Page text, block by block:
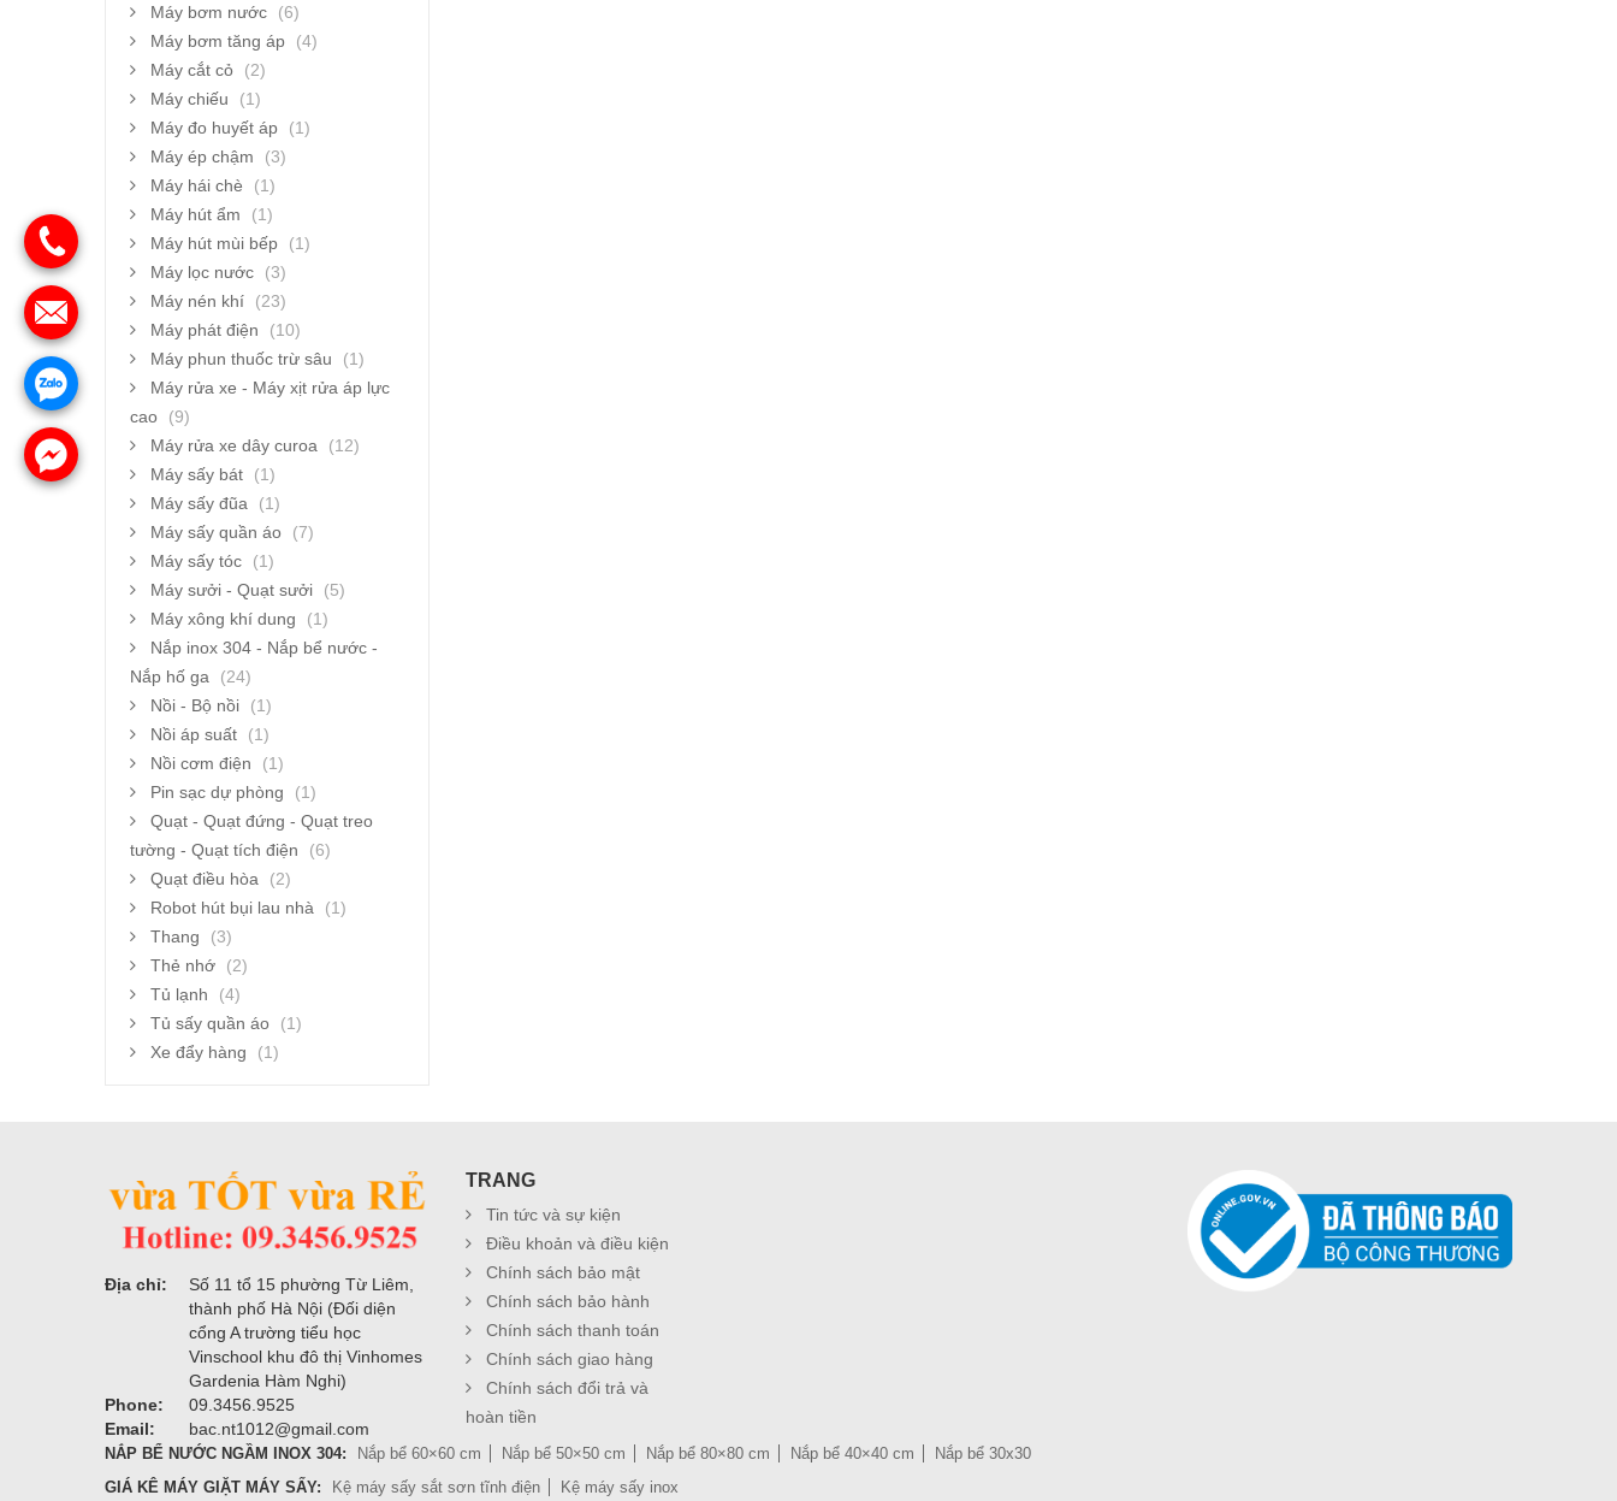
Máy bơm nước
(6)
Máy bơm tăng áp
(4)
Máy cắt cỏ
(2)
Máy chiếu
(1)
Máy đo huyết áp
(1)
Máy ép chậm
(3)
Máy hái chè
(1)
Máy hút ẩm
(1)
Máy hút mùi bếp
(1)
Máy lọc nước
(3)
Máy nén khí
(23)
Máy phát điện
(10)
Máy phun thuốc trừ sâu
(1)
Máy rửa xe - Máy xịt rửa áp lực
cao
(9)
Máy rửa xe dây curoa
(12)
Máy sấy bát
(1)
Máy sấy đũa
(1)
Máy sấy quần áo
(7)
Máy sấy tóc
(1)
Máy sưởi - Quạt sưởi
(5)
Máy xông khí dung
(1)
Nắp inox 304 - Nắp bể nước -
Nắp hố ga
(24)
Nồi - Bộ nồi
(1)
Nồi áp suất
(1)
Nồi cơm điện
(1)
Pin sạc dự phòng
(1)
Quạt - Quạt đứng - Quạt treo
tường - Quạt tích điện
(6)
Quạt điều hòa
(2)
Robot hút bụi lau nhà
(1)
Thang
(3)
Thẻ nhớ
(2)
Tủ lạnh
(4)
Tủ sấy quần áo
(1)
Xe đẩy hàng
(1)
Địa chỉ:
Số 11 tổ 15 phường Từ Liêm,
thành phố Hà Nội (Đối diện
cổng A trường tiểu học
Vinschool khu đô thị Vinhomes
Gardenia Hàm Nghi)
Phone:
09.3456.9525
Email:
bac.nt1012@gmail.com
TRANG
Tin tức và sự kiện
Điều khoản và điều kiện
Chính sách bảo mật
Chính sách bảo hành
Chính sách thanh toán
Chính sách giao hàng
Chính sách đổi trả và
hoàn tiền
NẮP BỂ NƯỚC NGẦM INOX 304: Nắp bể 60×60 cm Nắp bể 50×50 cm Nắp bể 80×80 cm Nắp bể 40×40 cm
Nắp bể 30x30
GIÁ KÊ MÁY GIẶT MÁY SẤY:
Kệ máy sấy sắt sơn tĩnh điện Kệ máy sấy inox